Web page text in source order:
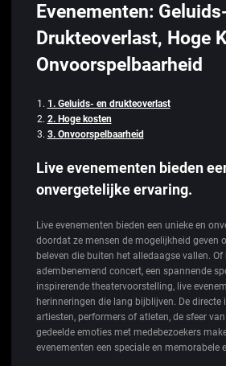
Evenementen:
Drukteoverlast, Hoge
Onvoorspelbaarheid
1. Geluids- en drukteoverlast
2. Hoge kosten
3. Onvoorspelbaarheid
Live evenementen bieden
onvergetelijke ervaring.
Live evenementen bieden een unieke en
doordat ze mensen de mogelijkheid geven
beleven die buiten het alledaagse vallen.
adembenemend concert, een spannende
inspirerende theatervoorstelling, live
herinneringen die lang bijblijven. De directe
artiesten, performers of atleten, de sfeer
gedeelde emoties met medebezoekers
evenementen een speciale en memorabele